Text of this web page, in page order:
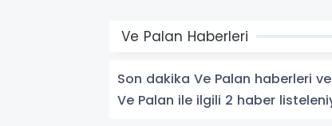
Ve Palan Haberleri
Son dakika Ve Palan haberleri
Ve Palan ile ilgili 2 haber